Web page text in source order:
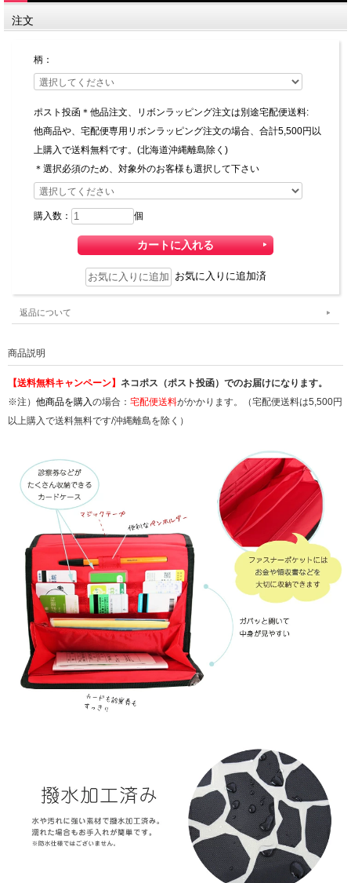
注文
柄：
ポスト投函＊他品注文、リボンラッピング注文は別途宅配便送料:
他商品や、宅配便専用リボンラッピング注文の場合、合計5,500円以
上購入で送料無料です。(北海道沖縄離島除く)
＊選択必須のため、対象外のお客様も選択して下さい
購入数： 個
お気に入りに追加済
返品について
商品説明
【送料無料キャンペーン】 ネコポス（ポスト投函）でのお届けになります。
※注） 他商品を購入 の場合： 宅配便送料がかかります。（宅配便送料は5,500円
以上購入で送料無料です/沖縄離島を除く）